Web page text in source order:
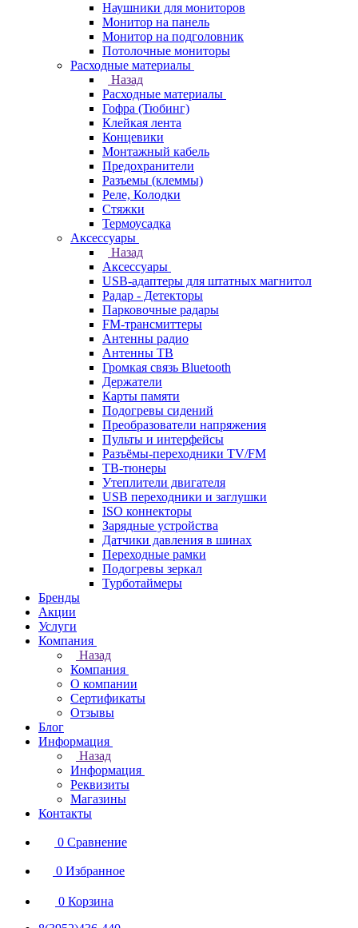
Наушники для мониторов
Монитор на панель
Монитор на подголовник
Потолочные мониторы
Расходные материалы
Назад
Расходные материалы
Гофра (Тюбинг)
Клейкая лента
Концевики
Монтажный кабель
Предохранители
Разъемы (клеммы)
Реле, Колодки
Стяжки
Термоусадка
Аксессуары
Назад
Аксессуары
USB-адаптеры для штатных магнитол
Радар - Детекторы
Парковочные радары
FM-трансмиттеры
Антенны радио
Антенны ТВ
Громкая связь Bluetooth
Держатели
Карты памяти
Подогревы сидений
Преобразователи напряжения
Пульты и интерфейсы
Разъёмы-переходники TV/FM
ТВ-тюнеры
Утеплители двигателя
USB переходники и заглушки
ISO коннекторы
Зарядные устройства
Датчики давления в шинах
Переходные рамки
Подогревы зеркал
Турботаймеры
Бренды
Акции
Услуги
Компания
Назад
Компания
О компании
Сертификаты
Отзывы
Блог
Информация
Назад
Информация
Реквизиты
Магазины
Контакты
0 Сравнение
0 Избранное
0 Корзина